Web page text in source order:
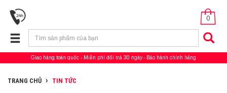
0
Giao hàng toàn quốc Miễn phí đổi trả 30 ngày Bảo hành chính hãng
TRANG CHỦ TIN TỨC